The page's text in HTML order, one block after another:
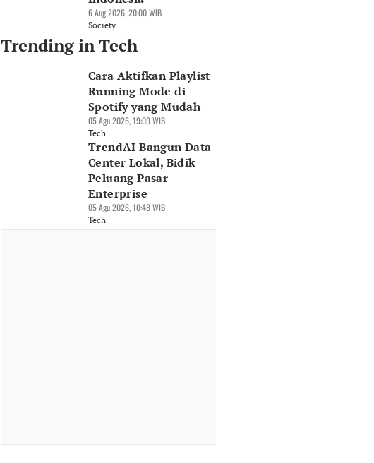
6 Aug 2026, 20:00 WIB
Society
Trending in Tech
Cara Aktifkan Playlist
Running Mode di
Spotify yang Mudah
05 Agu 2026, 19:09 WIB
Tech
TrendAI Bangun Data
Center Lokal, Bidik
Peluang Pasar
Enterprise
05 Agu 2026, 10:48 WIB
Tech